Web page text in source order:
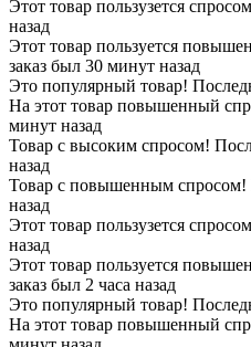
Этот товар пользузется
назад
Этот товар пользуется
заказ был 30 минут назад
Это популярный товар!
На этот товар повышенный
минут назад
Товар с высоким спросом!
назад
Товар с повышенным спросом!
назад
Этот товар пользузется
назад
Этот товар пользуется
заказ был 2 часа назад
Это популярный товар!
На этот товар повышенный